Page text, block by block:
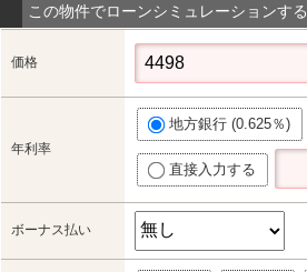
この物件でローンシミュレーションする
価格
年利率
地方銀行 (0.625％)
直接入力する
ボーナス払い